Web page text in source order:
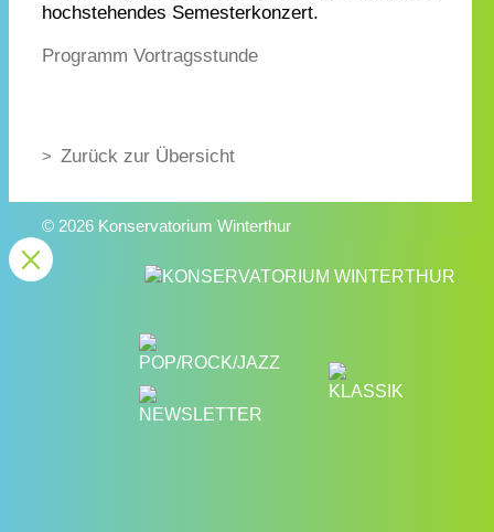
hochstehendes Semesterkonzert.
Programm Vortragsstunde
Zurück zur Übersicht
© 2026 Konservatorium Winterthur